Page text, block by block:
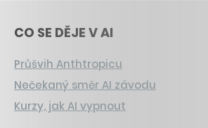
CO SE DĚJE V AI
Průšvih Anthtropicu
Nečekaný směr AI závodu
Kurzy, jak AI vypnout